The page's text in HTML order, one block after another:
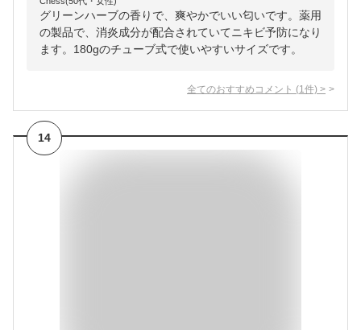
グリーンハーブの香りで、爽やかでいい匂いです。薬用
の製品で、消炎成分が配合されていてニキビ予防になり
ます。180gのチューブ式で使いやすいサイズです。
全てのおすすめコメント (1 件) >
14